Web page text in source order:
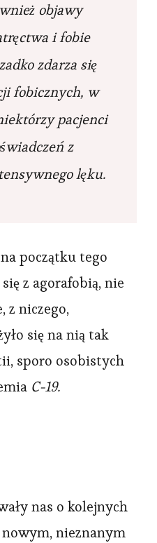
objawy
i fobie
zdarza się
fobicznych, w
pacjenci
z
lęku.
początku tego
z agorafobią, nie
z niczego,
się na nią tak
sporo osobistych
C-19.
nas o kolejnych
nieznanym